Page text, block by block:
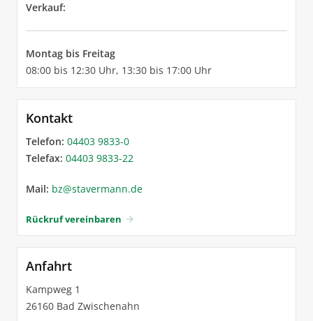
Verkauf:
Montag bis Freitag
08:00 bis 12:30 Uhr, 13:30 bis 17:00 Uhr
Kontakt
Telefon: 04403 9833-0
Telefax: 04403 9833-22
Mail: bz@stavermann.de
Rückruf vereinbaren arrow_forward
Anfahrt
Kampweg 1
26160 Bad Zwischenahn